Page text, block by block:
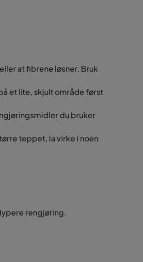
at fibrene løsner. Bruk
et lite, skjult område først
du bruker
teppet, la virke i noen
rengjøring.